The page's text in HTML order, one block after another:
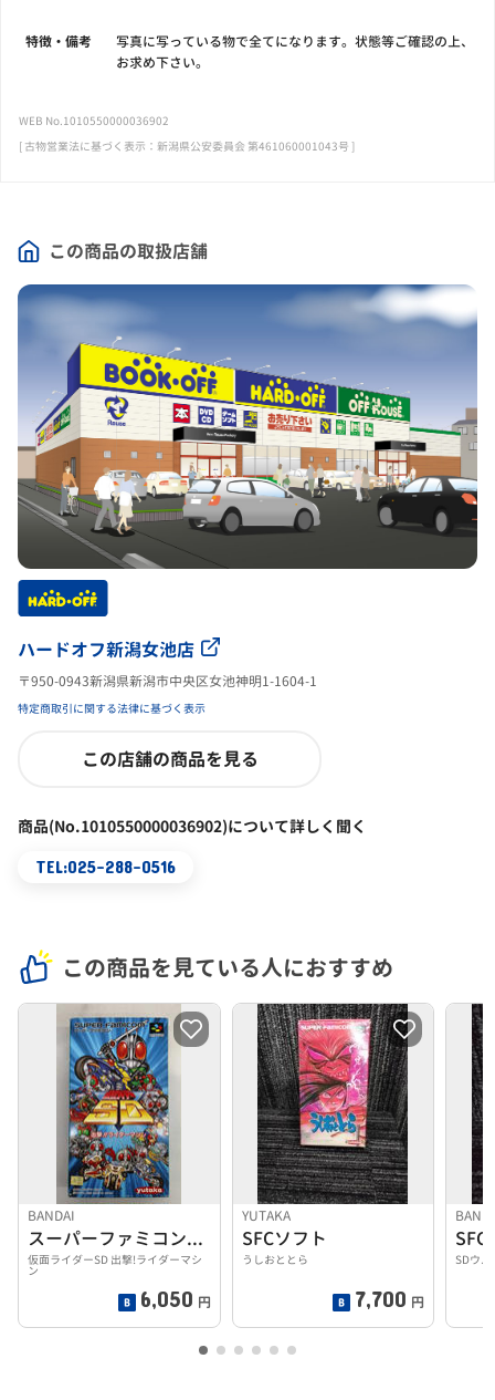
この商品の取扱店舗
ハードオフ新潟女池店
〒950-0943新潟県新潟市中央区女池神明1-1604-1
特定商取引に関する法律に基づく表示
この店舗の商品を見る
商品(No.1010550000036902)について詳しく聞く
TEL:025-288-0516
特徴・備考
写真に写っている物で全てになります。状態等ご確認の上、
お求め下さい。
WEB No.1010550000036902
[ 古物営業法に基づく表示：新潟県公安委員会 第461060001043号 ]
この商品を見ている人におすすめ
BANDAI
スーパーファミコンソフト
仮面ライダーSD 出撃!ライダーマシ
ン
6,050 円
YUTAKA
SFCソフト
うしおととら
7,700 円
SFC
SDウ